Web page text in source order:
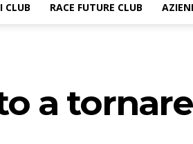
CLUB RACE FUTURE CLUB
a